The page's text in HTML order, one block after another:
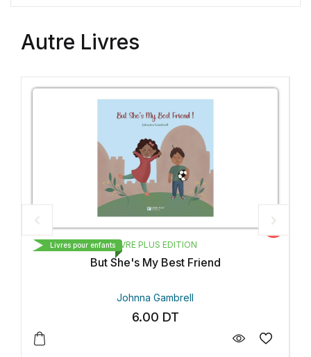
Autre Livres
LIVRE PLUS EDITION
But She's My Best Friend
Johnna Gambrell
6.00 DT
Livres pour enfants